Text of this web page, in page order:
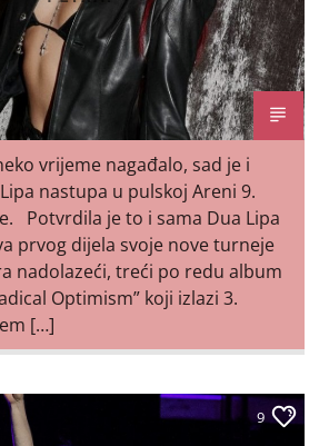
vrijeme nagađalo, sad je i
nastupa u pulskoj Areni 9.
Potvrdila je to i sama Dua Lipa
prvog dijela svoje nove turneje
nadolazeći, treći po redu album
Optimism” koji izlazi 3.
[…]
9